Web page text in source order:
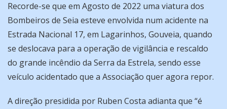
Recorde-se que em Agosto de 2022 uma viatura dos
Bombeiros de Seia esteve envolvida num acidente na
Estrada Nacional 17, em Lagarinhos, Gouveia, quando
se deslocava para a operação de vigilância e rescaldo
do grande incêndio da Serra da Estrela, sendo esse
veículo acidentado que a Associação quer agora repor.
A direção presidida por Ruben Costa adianta que “é